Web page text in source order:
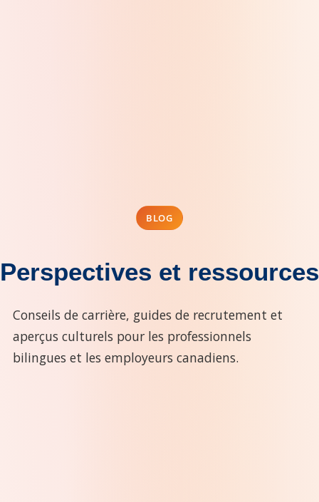
BLOG
Perspectives et ressources
Conseils de carrière, guides de recrutement et
aperçus culturels pour les professionnels
bilingues et les employeurs canadiens.